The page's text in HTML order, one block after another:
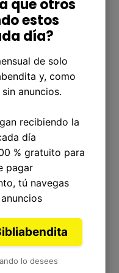
para
sobre la
En lugar de
en obedecer su
las
de Dios para
que otros
estos
día?
de solo
y, como
anuncios.
recibiendo la
día
% gratuito para
pagar
tú navegas
lo desees